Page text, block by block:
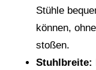
Stühle
können,
stoßen.
Stuhlbreite: